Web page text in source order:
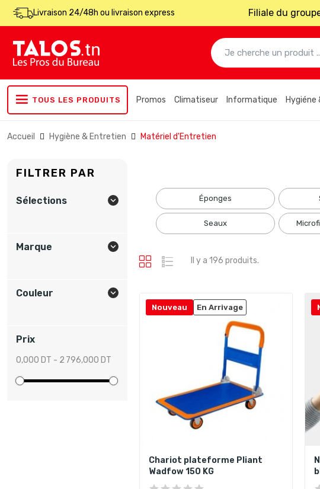
Livraison 24/48h ou livraison express Filiale du
TOUS LES PRODUITS Promos Climatiseur Informatique
Accueil Hygiène & Entretien Matériel d'Entretien
FILTRER PAR
Sélections 
Marque 
Couleur 
Prix
0,000 DT - 2 796,000 DT
éponges
seaux
Il y a 196 produits.
Nouveau En Arrivage
Chariot plateforme Pliant
Wadfow 150 KG